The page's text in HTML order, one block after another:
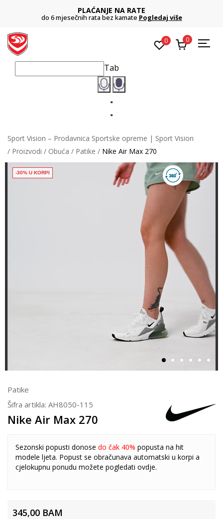
PLAĆANJE NA RATE
do 6 mjesečnih rata bez kamate Pogledaj više
0 0
Tab
Sport Vision – Prodavnica Sportske opreme | Sport Vision
Proizvodi
Obuća Patike Nike Air Max 270
-30% U KORPI
Patike
Šifra artikla: AH8050-115
Nike Air Max 270
Sezonski popusti donose do čak 40% popusta na hit
modele ljeta. Popust se obračunava automatski u korpi a
cjelokupnu ponudu možete pogledati ovdje.
345,00 BAM